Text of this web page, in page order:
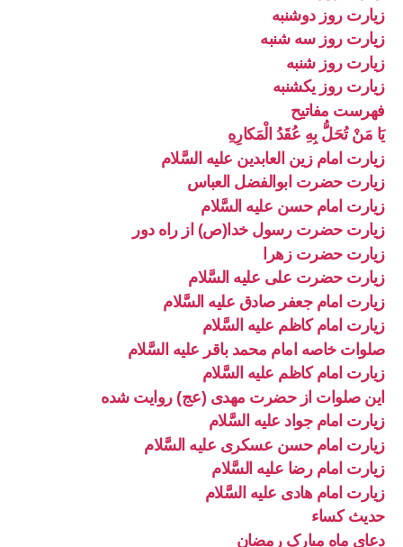
زیارت روز دوشنبه
زیارت روز سه شنبه
زیارت روز شنبه
زیارت روز یکشنبه
فهرست مفاتیح
يَا مَنْ تُحَلُّ بِهِ عُقَدُ الْمَكارِهِ
زیارت امام زین العابدین علیه السَّلام
زیارت حضرت ابوالفضل العباس
زیارت امام حسن علیه السَّلام
زیارت حضرت رسول خدا(ص) از راه دور
زیارت حضرت زهرا
زیارت حضرت علی علیه السَّلام
زیارت امام جعفر صادق علیه السَّلام
زیارت امام کاظم علیه السَّلام
صلوات خاصه امام محمد باقر علیه السَّلام
زیارت امام کاظم علیه السَّلام
این صلوات از حضرت مهدی (عج) روایت شده
زیارت امام جواد علیه السَّلام
زیارت امام حسن عسکری علیه السَّلام
زیارت امام رضا علیه السَّلام
زیارت امام هادی علیه السَّلام
حدیث کساء
دعای ماه مبارک رمضان